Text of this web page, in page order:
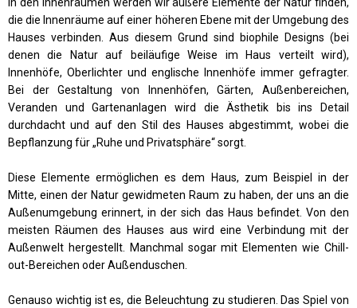
In den Innenräumen werden wir äußere Elemente der Natur finden,
die die Innenräume auf einer höheren Ebene mit der Umgebung des
Hauses verbinden. Aus diesem Grund sind biophile Designs (bei
denen die Natur auf beiläufige Weise im Haus verteilt wird),
Innenhöfe, Oberlichter und englische Innenhöfe immer gefragter.
Bei der Gestaltung von Innenhöfen, Gärten, Außenbereichen,
Veranden und Gartenanlagen wird die Ästhetik bis ins Detail
durchdacht und auf den Stil des Hauses abgestimmt, wobei die
Bepflanzung für „Ruhe und Privatsphäre“ sorgt.
Diese Elemente ermöglichen es dem Haus, zum Beispiel in der
Mitte, einen der Natur gewidmeten Raum zu haben, der uns an die
Außenumgebung erinnert, in der sich das Haus befindet. Von den
meisten Räumen des Hauses aus wird eine Verbindung mit der
Außenwelt hergestellt. Manchmal sogar mit Elementen wie Chill-
out-Bereichen oder Außenduschen.
Genauso wichtig ist es, die Beleuchtung zu studieren. Das Spiel von